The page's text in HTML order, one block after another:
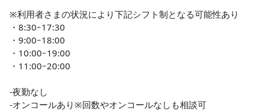
※利用者さまの状況により下記シフト制となる可能性あり
・8:30ｰ17:30
・9:00ｰ18:00
・10:00ｰ19:00
・11:00ｰ20:00
-夜勤なし
-オンコールあり※回数やオンコールなしも相談可